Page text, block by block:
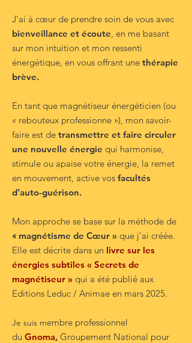
J’ai à cœur de prendre soin de vous avec
bienveillance et écoute, en me basant
sur mon intuition et mon ressenti
énergétique, en vous offrant une thérapie
brève.
En tant que magnétiseur énergéticien (ou
« rebouteux professionne »), mon savoir-
faire est de transmettre et faire circuler
une nouvelle énergie qui harmonise,
stimule ou apaise votre énergie, la remet
en mouvement, active vos facultés
d’auto-guérison.
Mon approche se base sur la méthode de
«​ magnétisme de Cœur » que j'ai créée.
Elle est décrite dans un livre sur les
énergies subtiles « Secrets de
magnétiseur » qui a été publié aux
Editions Leduc / Animae en mars 2025.
Je suis membre professionnel
du Gnoma, Groupement National pour